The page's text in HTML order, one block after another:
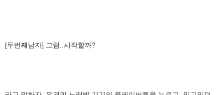
[두번째남자] 그럼..시작할까?